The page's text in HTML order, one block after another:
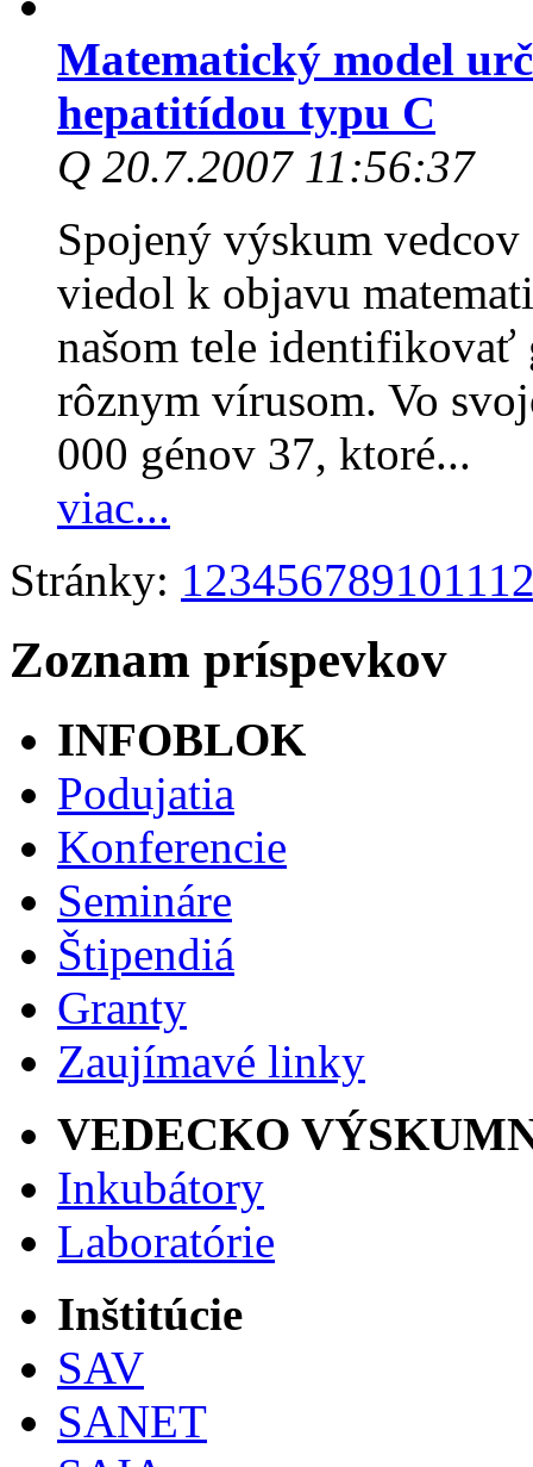
Matematický model
hepatitídou typu C
Q 20.7.2007 11:56:37
Spojený výskum
viedol k objavu
našom tele
rôznym vírusom. Vo
000 génov 37, ktoré...
viac...
Stránky: 1234567891011
Zoznam príspevkov
INFOBLOK
Podujatia
Konferencie
Semináre
Štipendiá
Granty
Zaujímavé linky
VEDECKO
Inkubátory
Laboratórie
Inštitúcie
SAV
SANET